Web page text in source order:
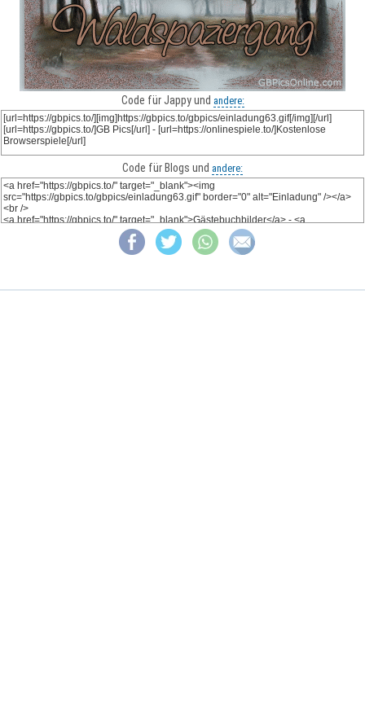
Code für Jappy und andere:
Code für Blogs und andere: